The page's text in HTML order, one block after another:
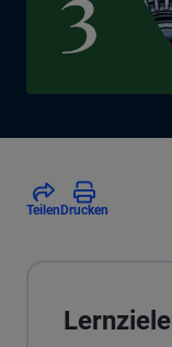
Teilen Drucken